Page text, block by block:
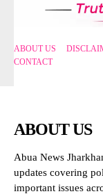
ABOUT US
CONTACT
ABOUT US
Abua News
updates covering
important issues